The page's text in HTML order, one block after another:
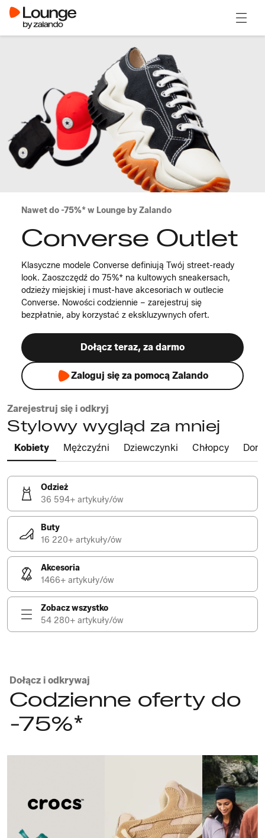
Nawet do -75%* w Lounge by Zalando
Converse Outlet
Klasyczne modele Converse definiują Twój street-ready
look. Zaoszczędź do 75%* na kultowych sneakersach,
odzieży miejskiej i must-have akcesoriach w outlecie
Converse. Nowości codziennie – zarejestruj się
bezpłatnie, aby korzystać z ekskluzywnych ofert.
Dołącz teraz, za darmo
Zaloguj się za pomocą Zalando
Zarejestruj się i odkryj
Stylowy wygląd za mniej
Kobiety Mężczyźni Dziewczynki Chłopcy Dom
Odzież
36 594+ artykuły/ów
Buty
16 220+ artykuły/ów
Akcesoria
1466+ artykuły/ów
Zobacz wszystko
54 280+ artykuły/ów
Dołącz i odkrywaj
Codzienne oferty do
-75%*